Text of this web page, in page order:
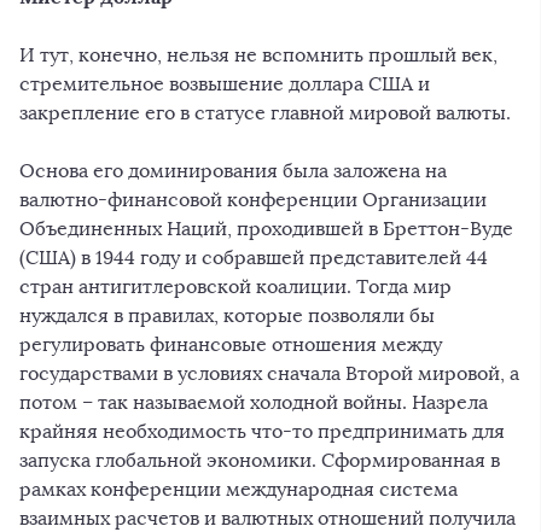
И тут, конечно, нельзя не вспомнить прошлый век,
стремительное возвышение доллара США и
закрепление его в статусе главной мировой валюты.
Основа его доминирования была заложена на
валютно-финансовой конференции Организации
Объединенных Наций, проходившей в Бреттон-Вуде
(США) в 1944 году и собравшей представителей 44
стран антигитлеровской коалиции. Тогда мир
нуждался в правилах, которые позволяли бы
регулировать финансовые отношения между
государствами в условиях сначала Второй мировой, а
потом – так называемой холодной войны. Назрела
крайняя необходимость что-то предпринимать для
запуска глобальной экономики. Сформированная в
рамках конференции международная система
взаимных расчетов и валютных отношений получила